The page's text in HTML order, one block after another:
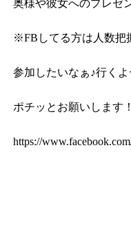
奥様や彼女へのプレゼ
※FBしてる方は人数把
参加したいなぁ♪行く
ポチッとお願いします！
https://